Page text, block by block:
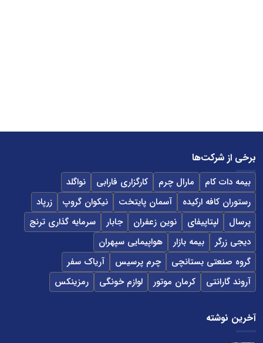
برخی از شرکت‌ها
بیمه دات کام مارال چرم کارگزاری فارابی
نواگلد
رستوران کافه ارکیده
آسمان پایتخت نیکوان گروپ
زرپاد
پرسال
لپتاپیفای نوین زعفران جابار
سرمایه گذاری ترنج
دیجی زرگر
بیمه بازار
هواپیمایی سپهران
گروه صنعتی بستانچی
چرم پرسیس
آریاک سفر
آروند گارانتی
کرمان موتور لوازم خونگی رمزینکس
آخرین نوشته